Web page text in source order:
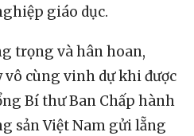
giáo dục.
trọng và hân hoan,
vô cùng vinh dự khi được
Bí thư Ban Chấp hành
sản Việt Nam gửi lẵng